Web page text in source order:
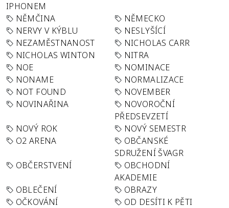
IPHONEM
NĚMČINA
NĚMECKO
NERVY V KÝBLU
NESLYŠÍCÍ
NEZAMĚSTNANOST
NICHOLAS CARR
NICHOLAS WINTON
NITRA
NOE
NOMINACE
NONAME
NORMALIZACE
NOT FOUND
NOVEMBER
NOVINAŘINA
NOVOROČNÍ
PŘEDSEVZETÍ
NOVÝ ROK
NOVÝ SEMESTR
O2 ARENA
OBČANSKÉ
SDRUŽENÍ ŠVAGR
OBČERSTVENÍ
OBCHODNÍ
AKADEMIE
OBLEČENÍ
OBRAZY
OČKOVÁNÍ
OD DESÍTI K PĚTI